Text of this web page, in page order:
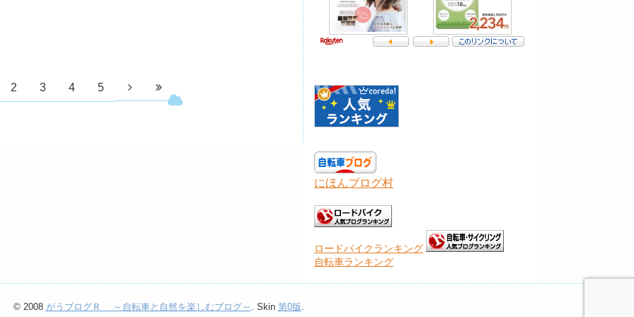
2 3 4 5
にほんブログ村
ロードバイクランキング
自転車ランキング
© 2008 がうブログＲ ～自転車と自然を楽しむブログ～ . Skin 第0版.